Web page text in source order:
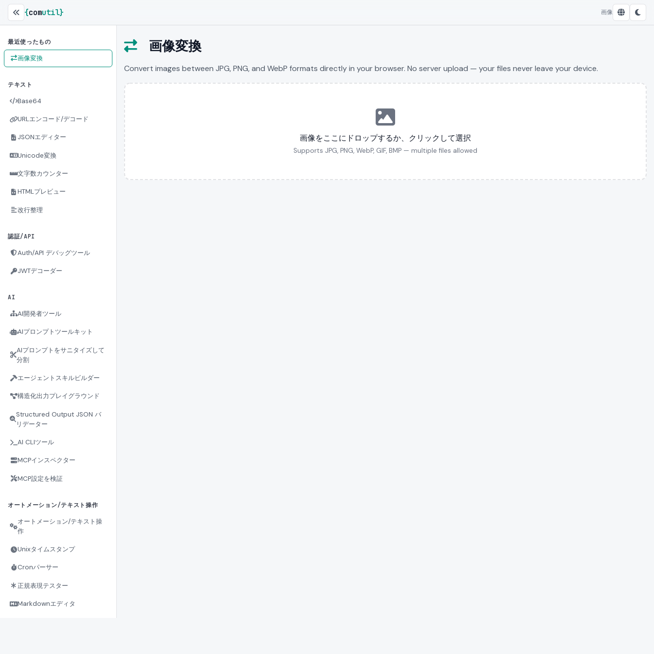
{comutil} 画像
最近使ったもの
画像変換
テキスト
Base64
URLエンコード/デコード
JSONエディター
Unicode変換
文字数カウンター
HTMLプレビュー
改行整理
認証/API
Auth/API デバッグツール
JWTデコーダー
AI
AI開発者ツール
AIプロンプトツールキット
AIプロンプトをサニタイズして
分割
エージェントスキルビルダー
構造化出力プレイグラウンド
Structured Output JSON バ
リデーター
AI CLIツール
MCPインスペクター
MCP設定を検証
オートメーション/テキスト操作
オートメーション/テキスト操
作
Unixタイムスタンプ
Cronパーサー
正規表現テスター
Markdownエディタ
画像変換
Convert images between JPG, PNG, and WebP formats directly in your browser. No server upload — your files never leave your device.
画像をここにドロップするか、クリックして選択
Supports JPG, PNG, WebP, GIF, BMP — multiple files allowed